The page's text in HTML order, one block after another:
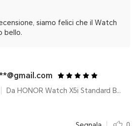
siamo felici che il Watch
bello.
Da HONOR Watch X5i Standard BT 8MB+128MB Black